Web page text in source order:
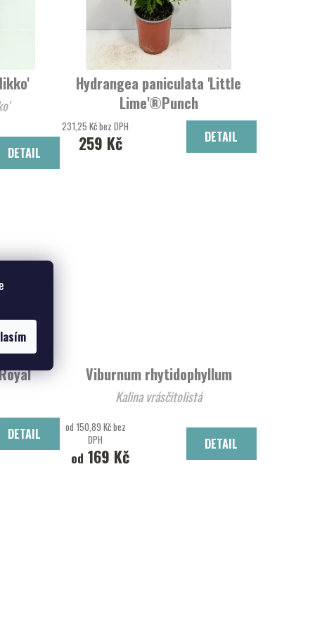
DETAIL
Hydrangea paniculata 'Little
Lime'®Punch
Hortentie latnatá
231,25 Kč bez DPH
259 Kč DETAIL
DETAIL
Viburnum rhytidophyllum
Kalina vrásčitolistá
od 150,89 Kč bez
DPH
od 169 Kč
DETAIL